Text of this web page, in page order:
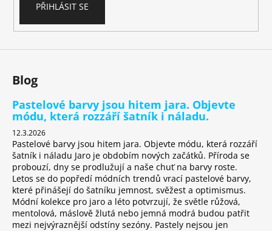
k
v
s
u
PŘIHLÁSIT SE
Blog
Pastelové barvy jsou hitem jara. Objevte
módu, která rozzáří šatník i náladu.
12.3.2026
Pastelové barvy jsou hitem jara. Objevte módu, která rozzáří
šatník i náladu Jaro je obdobím nových začátků. Příroda se
probouzí, dny se prodlužují a naše chuť na barvy roste.
Letos se do popředí módních trendů vrací pastelové barvy,
které přinášejí do šatníku jemnost, svěžest a optimismus.
Módní kolekce pro jaro a léto potvrzují, že světle růžová,
mentolová, máslově žlutá nebo jemná modrá budou patřit
mezi nejvýraznější odstíny sezóny. Pastely nejsou jen